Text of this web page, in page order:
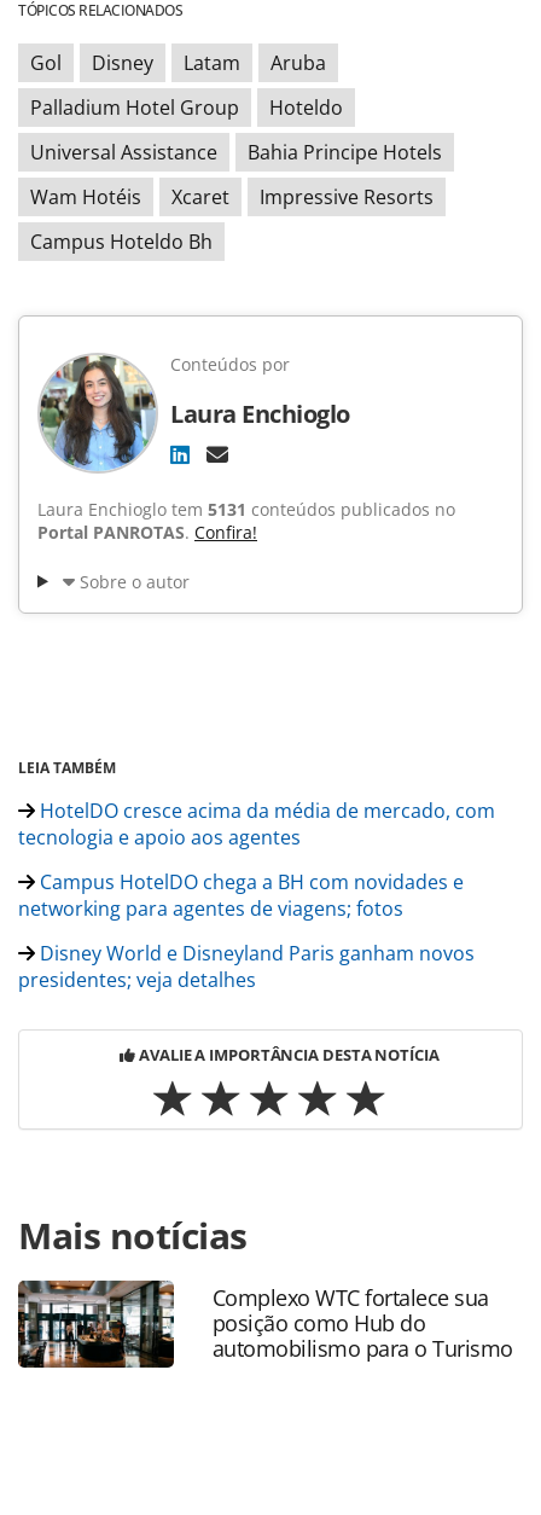
TÓPICOS RELACIONADOS
Gol Disney Latam
Aruba
Palladium Hotel Group
Hoteldo
Universal Assistance
Bahia Principe Hotels
Wam Hotéis
Xcaret
Impressive Resorts
Campus Hoteldo Bh
Conteúdos por
Laura Enchioglo
Laura Enchioglo tem 5131 conteúdos publicados no
Portal PANROTAS. Confira!
Sobre o autor
LEIA TAMBÉM
HotelDO cresce acima da média de mercado, com
tecnologia e apoio aos agentes
Campus HotelDO chega a BH com novidades e
networking para agentes de viagens; fotos
Disney World e Disneyland Paris ganham novos
presidentes; veja detalhes
AVALIE A IMPORTÂNCIA DESTA NOTÍCIA
https://www.panrotas.com.br/mercado/operadoras/2026/
hoteldo-bh-aereas-destinos-e-hotelaria-apresentam-
novidades-confira-com-fotos_228657.html ou as
ferramentas oferecidas na página. Todo o conteúdo
produzido pela PANROTAS Editora é protegido pela
legislação brasileira sobre direito autoral. Não reproduza o
Mais notícias
Complexo WTC fortalece sua
posição como Hub do
automobilismo para o Turismo